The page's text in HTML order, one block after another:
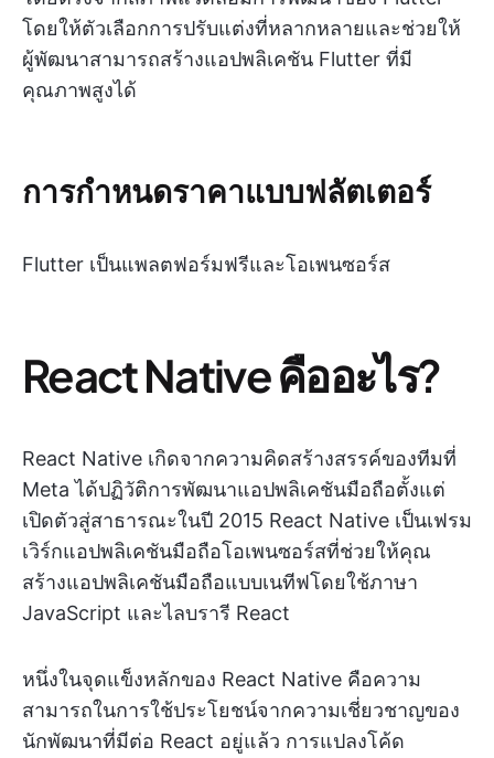
โดยให้ตัวเลือกการปรับแต่งที่หลากหลายและช่วยให้
ผู้พัฒนาสามารถสร้างแอปพลิเคชัน Flutter ที่มี
คุณภาพสูงได้
การกำหนดราคาแบบฟลัตเตอร์
Flutter เป็นแพลตฟอร์มฟรีและโอเพนซอร์ส
React Native คืออะไร?
React Native เกิดจากความคิดสร้างสรรค์ของทีมที่
Meta ได้ปฏิวัติการพัฒนาแอปพลิเคชันมือถือตั้งแต่
เปิดตัวสู่สาธารณะในปี 2015 React Native เป็นเฟรม
เวิร์กแอปพลิเคชันมือถือโอเพนซอร์สที่ช่วยให้คุณ
สร้างแอปพลิเคชันมือถือแบบเนทีฟโดยใช้ภาษา
JavaScript และไลบรารี React
หนึ่งในจุดแข็งหลักของ React Native คือความ
สามารถในการใช้ประโยชน์จากความเชี่ยวชาญของ
นักพัฒนาที่มีต่อ React อยู่แล้ว การแปลงโค้ด